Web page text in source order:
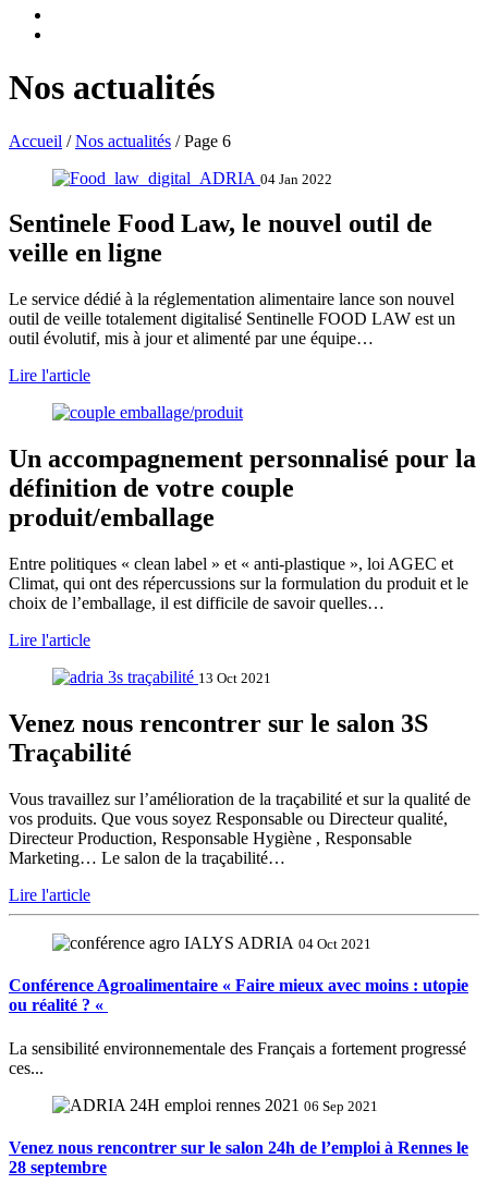
Nos actualités
Accueil /Nos actualités /Page 6
04 Jan 2022
Sentinele Food Law, le nouvel outil de
veille en ligne
Le service dédié à la réglementation alimentaire lance son nouvel
outil de veille totalement digitalisé Sentinelle FOOD LAW est un
outil évolutif, mis à jour et alimenté par une équipe…
Lire l'article
Un accompagnement personnalisé pour la
définition de votre couple
produit/emballage
Entre politiques « clean label » et « anti-plastique », loi AGEC et
Climat, qui ont des répercussions sur la formulation du produit et le
choix de l’emballage, il est difficile de savoir quelles…
Lire l'article
13 Oct 2021
Venez nous rencontrer sur le salon 3S
Traçabilité
Vous travaillez sur l’amélioration de la traçabilité et sur la qualité de
vos produits. Que vous soyez Responsable ou Directeur qualité,
Directeur Production, Responsable Hygiène , Responsable
Marketing… Le salon de la traçabilité…
Lire l'article
04 Oct 2021
Conférence Agroalimentaire « Faire mieux avec moins : utopie
ou réalité ? «
La sensibilité environnementale des Français a fortement progressé
ces...
06 Sep 2021
Venez nous rencontrer sur le salon 24h de l’emploi à Rennes le
28 septembre